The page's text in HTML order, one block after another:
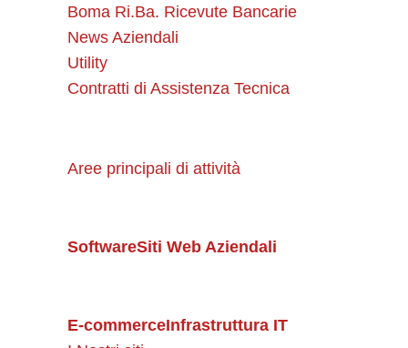
Boma Ri.Ba. Ricevute Bancarie
News Aziendali
Utility
Contratti di Assistenza Tecnica
Aree principali di attività
SoftwareSiti Web Aziendali
E-commerceInfrastruttura IT